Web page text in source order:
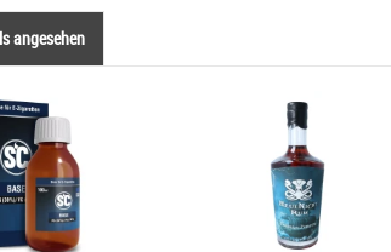
angesehen